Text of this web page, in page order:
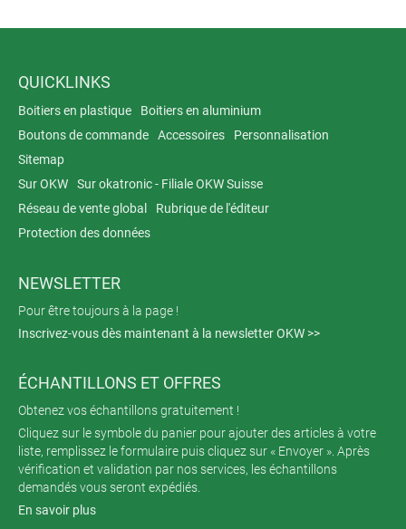
QUICKLINKS
Boitiers en plastique
Boitiers en aluminium
Boutons de commande
Accessoires
Personnalisation
Sitemap
Sur OKW
Sur okatronic - Filiale OKW Suisse
Réseau de vente global
Rubrique de l'éditeur
Protection des données
NEWSLETTER
Pour être toujours à la page !
Inscrivez-vous dès maintenant à la newsletter OKW >>
ÉCHANTILLONS ET OFFRES
Obtenez vos échantillons gratuitement !
Cliquez sur le symbole du panier pour ajouter des articles à votre
liste, remplissez le formulaire puis cliquez sur « Envoyer ». Après
vérification et validation par nos services, les échantillons
demandés vous seront expédiés.
En savoir plus